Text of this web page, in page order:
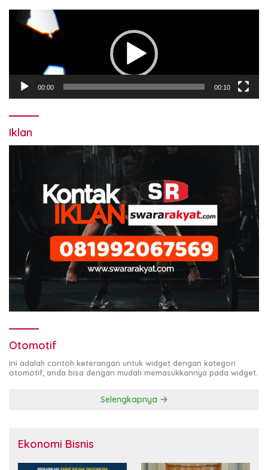
Pemutar
Video
00:00 00:10
Iklan
Otomotif
Ini adalah contoh keterangan untuk widget dengan kategori
otomotif, anda bisa dengan mudah memasukkannya pada widget.
Selengkapnya
Ekonomi Bisnis